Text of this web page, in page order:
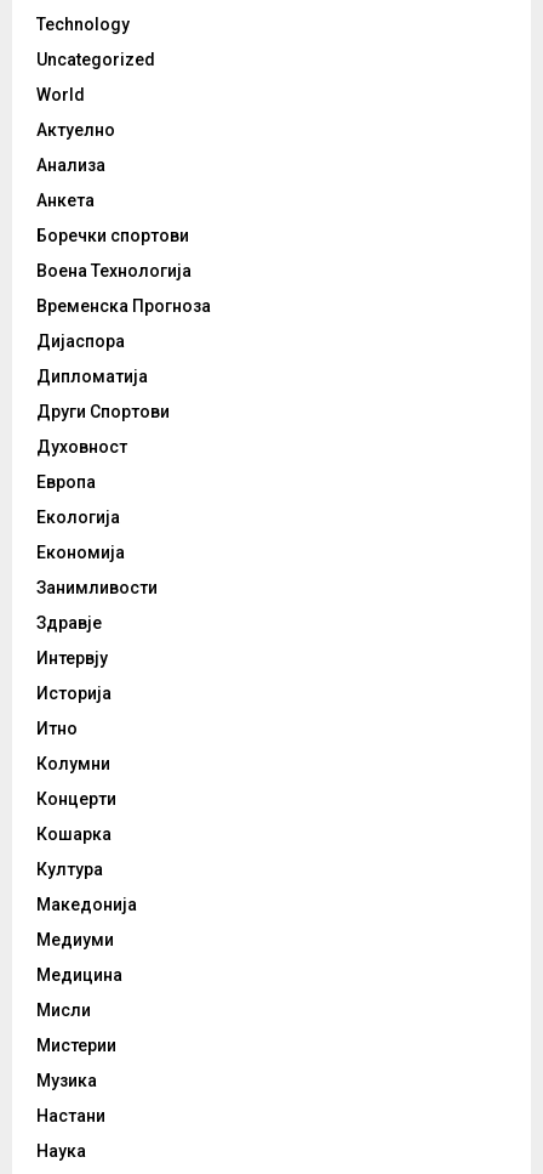
Technology
Uncategorized
World
Актуелно
Анализа
Анкета
Боречки спортови
Воена Технологија
Временска Прогноза
Дијаспора
Дипломатија
Други Спортови
Духовност
Европа
Екологија
Економија
Занимливости
Здравје
Интервју
Историја
Итно
Колумни
Концерти
Кошарка
Култура
Македонија
Медиуми
Медицина
Мисли
Мистерии
Музика
Настани
Наука